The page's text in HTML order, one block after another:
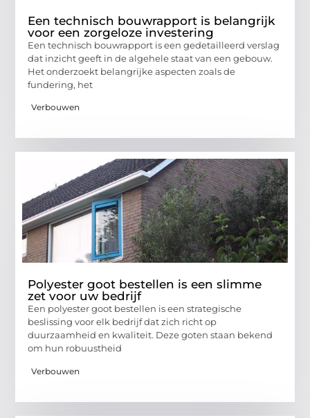
Een technisch bouwrapport is belangrijk
voor een zorgeloze investering
Een technisch bouwrapport is een gedetailleerd verslag
dat inzicht geeft in de algehele staat van een gebouw.
Het onderzoekt belangrijke aspecten zoals de
fundering, het
Verbouwen
Polyester goot bestellen is een slimme
zet voor uw bedrijf
Een polyester goot bestellen is een strategische
beslissing voor elk bedrijf dat zich richt op
duurzaamheid en kwaliteit. Deze goten staan bekend
om hun robuustheid
Verbouwen